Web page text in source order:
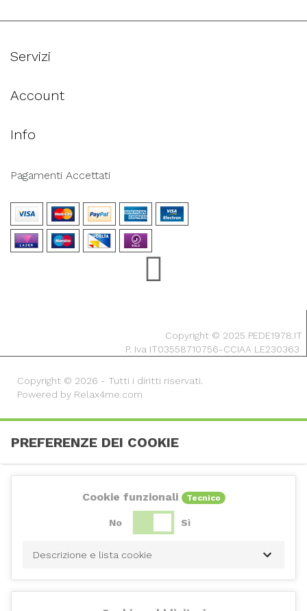
Servizi
Account
Info
Pagamenti Accettati
Copyright © 2025 PEDE1978.IT
P. Iva IT03558710756-CCIAA LE230363
Copyright © 2026 - Tutti i diritti riservati.
Powered by Relax4me.com
PREFERENZE DEI COOKIE
Cookie funzionali Tecnico
No Sì
Descrizione e lista cookie